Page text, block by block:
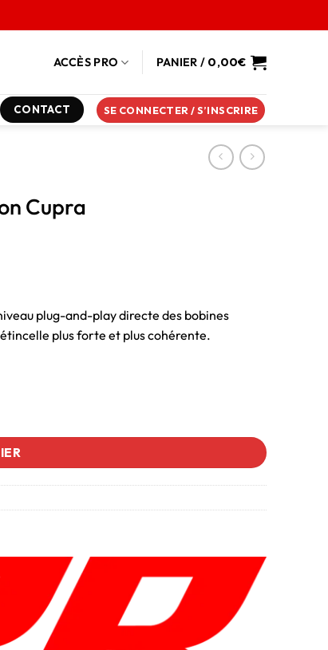
ACCÈS PRO PANIER / 0,00€
CONTACT SE CONNECTER / S’INSCRIRE
Cupra
plug-and-play directe des bobines
plus forte et plus cohérente.